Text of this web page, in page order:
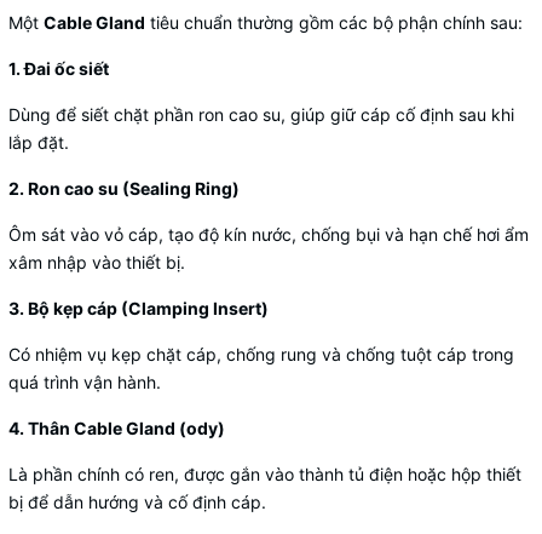
Một Cable Gland tiêu chuẩn thường gồm các bộ phận chính sau:
1. Đai ốc siết
Dùng để siết chặt phần ron cao su, giúp giữ cáp cố định sau khi
lắp đặt.
2. Ron cao su (Sealing Ring)
Ôm sát vào vỏ cáp, tạo độ kín nước, chống bụi và hạn chế hơi ẩm
xâm nhập vào thiết bị.
3. Bộ kẹp cáp (Clamping Insert)
Có nhiệm vụ kẹp chặt cáp, chống rung và chống tuột cáp trong
quá trình vận hành.
4. Thân Cable Gland (ody)
Là phần chính có ren, được gắn vào thành tủ điện hoặc hộp thiết
bị để dẫn hướng và cố định cáp.